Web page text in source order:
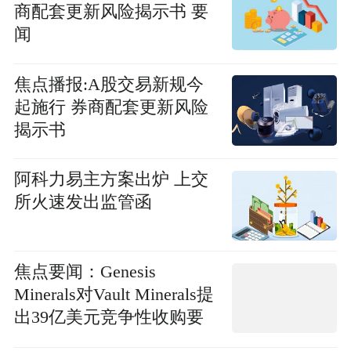
商配套更新风险揭示书 要
闻
焦点播报:A股交易新规今
起施行 券商配套更新风险
揭示书
阿科力易主方案出炉 上交
所火速发出监管函
焦点要闻：Genesis
Minerals对Vault Minerals提
出39亿美元竞争性收购要